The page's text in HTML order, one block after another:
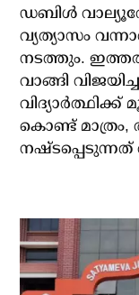
ഡബിൾ
വ്യത്യാസം
നടത്തും.
വാങ്ങി
കൊണ്ട് മാത്രം,